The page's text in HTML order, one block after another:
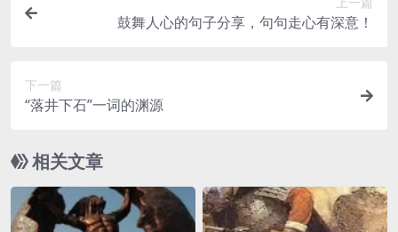
鼓舞人心的句子分享，句句走心有深意！
下一篇
“落井下石”一词的渊源
相关文章